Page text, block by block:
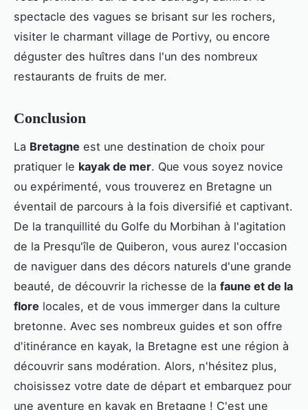
spectacle des vagues se brisant sur les rochers,
visiter le charmant village de Portivy, ou encore
déguster des huîtres dans l'un des nombreux
restaurants de fruits de mer.
Conclusion
La Bretagne est une destination de choix pour
pratiquer le kayak de mer. Que vous soyez novice
ou expérimenté, vous trouverez en Bretagne un
éventail de parcours à la fois diversifié et captivant.
De la tranquillité du Golfe du Morbihan à l'agitation
de la Presqu'île de Quiberon, vous aurez l'occasion
de naviguer dans des décors naturels d'une grande
beauté, de découvrir la richesse de la faune et de la
flore locales, et de vous immerger dans la culture
bretonne. Avec ses nombreux guides et son offre
d'itinérance en kayak, la Bretagne est une région à
découvrir sans modération. Alors, n'hésitez plus,
choisissez votre date de départ et embarquez pour
une aventure en kayak en Bretagne ! C'est une